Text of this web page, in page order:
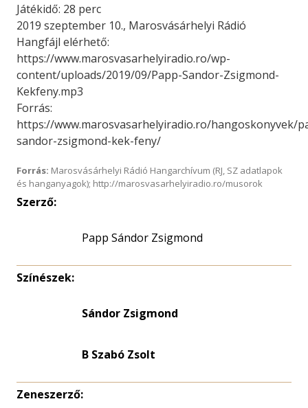
Játékidő: 28 perc
2019 szeptember 10., Marosvásárhelyi Rádió
Hangfájl elérhető:
https://www.marosvasarhelyiradio.ro/wp-
content/uploads/2019/09/Papp-Sandor-Zsigmond-
Kekfeny.mp3
Forrás:
https://www.marosvasarhelyiradio.ro/hangoskonyvek/
sandor-zsigmond-kek-feny/
Forrás: Marosvásárhelyi Rádió Hangarchívum (RJ, SZ adatlapok
és hanganyagok); http://marosvasarhelyiradio.ro/musorok
Szerző:
Papp Sándor Zsigmond
Színészek:
Sándor Zsigmond
B Szabó Zsolt
Zeneszerző: